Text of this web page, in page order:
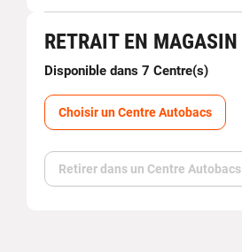
RETRAIT EN MAGASIN
Disponible dans 7 Centre(s)
Choisir un Centre Autobacs
Retirer dans un Centre Autobacs